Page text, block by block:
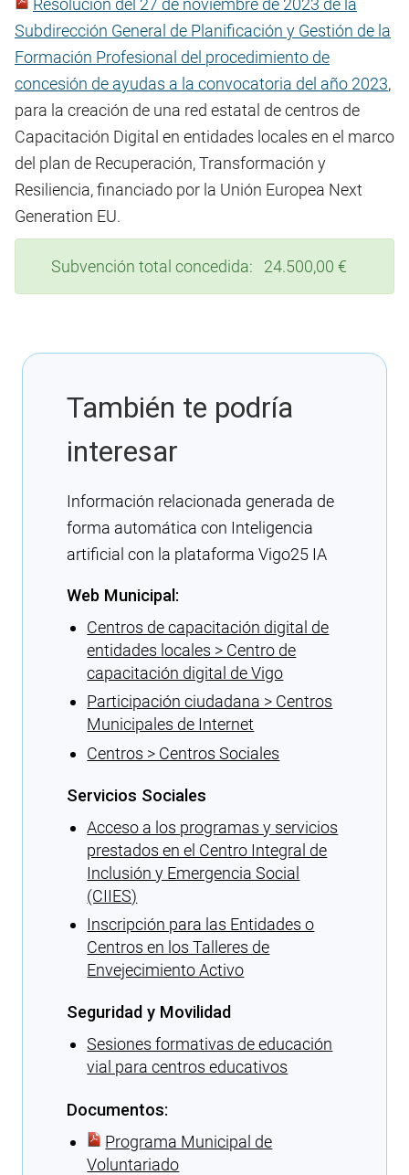
Resolución del 27 de noviembre de 2023 de la
Subdirección General de Planificación y Gestión de la
Formación Profesional del procedimiento de
concesión de ayudas a la convocatoria del año 2023,
para la creación de una red estatal de centros de
Capacitación Digital en entidades locales en el marco
del plan de Recuperación, Transformación y
Resiliencia, financiado por la Unión Europea Next
Generation EU.
Subvención total concedida: 24.500,00 €
También te podría
interesar
Información relacionada generada de
forma automática con Inteligencia
artificial con la plataforma Vigo25 IA
Web Municipal:
Centros de capacitación digital de
entidades locales > Centro de
capacitación digital de Vigo
Participación ciudadana > Centros
Municipales de Internet
Centros > Centros Sociales
Servicios Sociales
Acceso a los programas y servicios
prestados en el Centro Integral de
Inclusión y Emergencia Social
(CIIES)
Inscripción para las Entidades o
Centros en los Talleres de
Envejecimiento Activo
Seguridad y Movilidad
Sesiones formativas de educación
vial para centros educativos
Documentos:
Programa Municipal de
Voluntariado